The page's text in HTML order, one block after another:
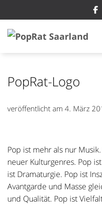
PopRat-Logo
veröffentlicht am 4. März
Pop ist mehr als nur
neuer Kulturgenres. Pop
ist Dramaturgie. Pop ist
Avantgarde und Masse
und Qualität. Pop ist